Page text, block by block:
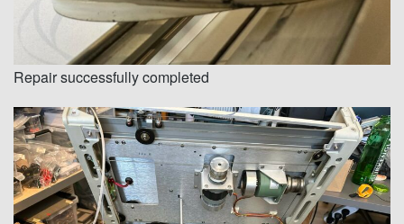
Repair successfully completed